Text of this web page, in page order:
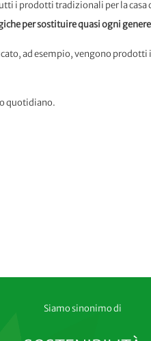
i prodotti tradizionali per la
per sostituire quasi ogni
ad esempio, vengono
quotidiano.
Siamo sinonimo di